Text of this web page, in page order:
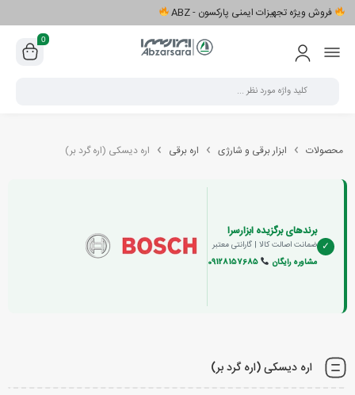
فروش ویژه تجهیزات ایمنی پارکسون - ABZ
0
محصولات ابزار برقی و شارژی اره برقی اره دیسکی (اره گرد بر)
✓
برندهای برگزیده ابزارسرا
ضمانت اصالت کالا | گارانتی معتبر
مشاوره رایگان
09128157685
اره دیسکی (اره گرد بر)